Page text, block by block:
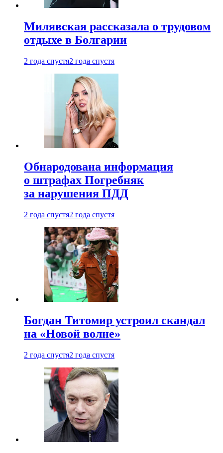
Милявская рассказала о трудовом
отдыхе в Болгарии
2 года спустя2 года спустя
Обнародована информация
о штрафах Погребняк
за нарушения ПДД
2 года спустя2 года спустя
Богдан Титомир устроил скандал
на «Новой волне»
2 года спустя2 года спустя